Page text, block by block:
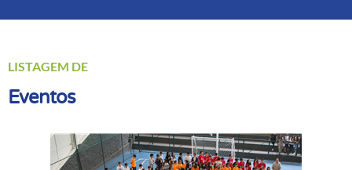
LISTAGEM DE
Eventos